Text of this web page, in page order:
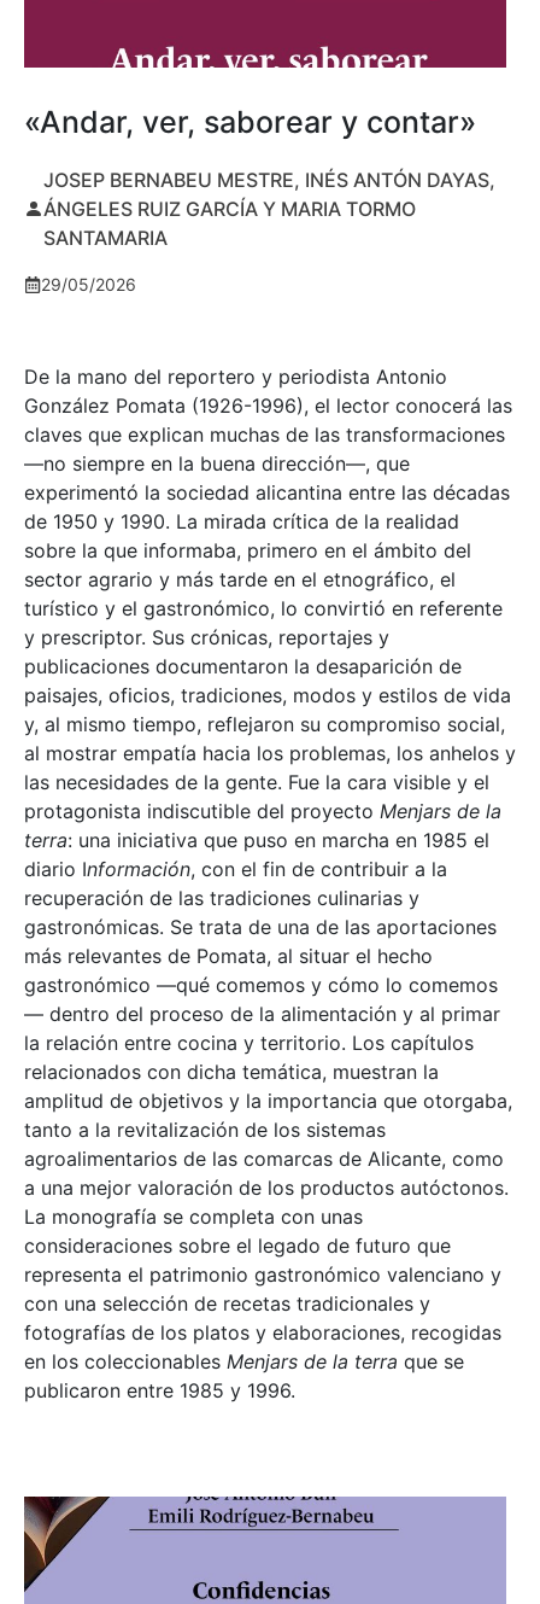
«Andar, ver, saborear y contar»
JOSEP BERNABEU MESTRE, INÉS ANTÓN DAYAS,
ÁNGELES RUIZ GARCÍA Y MARIA TORMO
SANTAMARIA
29/05/2026
De la mano del reportero y periodista Antonio
González Pomata (1926-1996), el lector conocerá las
claves que explican muchas de las transformaciones
—no siempre en la buena dirección—, que
experimentó la sociedad alicantina entre las décadas
de 1950 y 1990. La mirada crítica de la realidad
sobre la que informaba, primero en el ámbito del
sector agrario y más tarde en el etnográfico, el
turístico y el gastronómico, lo convirtió en referente
y prescriptor. Sus crónicas, reportajes y
publicaciones documentaron la desaparición de
paisajes, oficios, tradiciones, modos y estilos de vida
y, al mismo tiempo, reflejaron su compromiso social,
al mostrar empatía hacia los problemas, los anhelos y
las necesidades de la gente. Fue la cara visible y el
protagonista indiscutible del proyecto Menjars de la
terra: una iniciativa que puso en marcha en 1985 el
diario Información, con el fin de contribuir a la
recuperación de las tradiciones culinarias y
gastronómicas. Se trata de una de las aportaciones
más relevantes de Pomata, al situar el hecho
gastronómico —qué comemos y cómo lo comemos
— dentro del proceso de la alimentación y al primar
la relación entre cocina y territorio. Los capítulos
relacionados con dicha temática, muestran la
amplitud de objetivos y la importancia que otorgaba,
tanto a la revitalización de los sistemas
agroalimentarios de las comarcas de Alicante, como
a una mejor valoración de los productos autóctonos.
La monografía se completa con unas
consideraciones sobre el legado de futuro que
representa el patrimonio gastronómico valenciano y
con una selección de recetas tradicionales y
fotografías de los platos y elaboraciones, recogidas
en los coleccionables Menjars de la terra que se
publicaron entre 1985 y 1996.